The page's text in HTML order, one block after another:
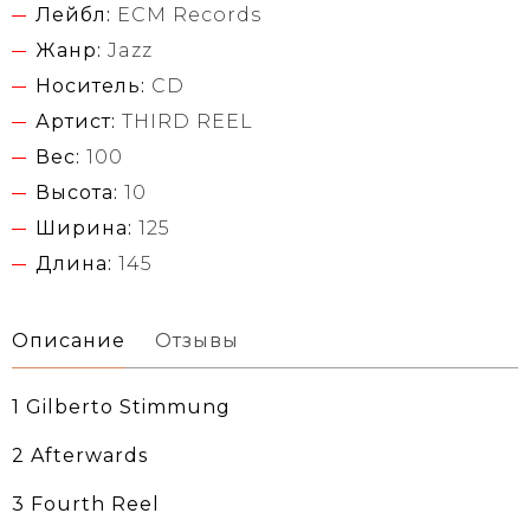
Лейбл: ECM Records
Жанр: Jazz
Носитель: CD
Артист: THIRD REEL
Вес: 100
Высота: 10
Ширина: 125
Длина: 145
Описание Отзывы
1 Gilberto Stimmung
2 Afterwards
3 Fourth Reel